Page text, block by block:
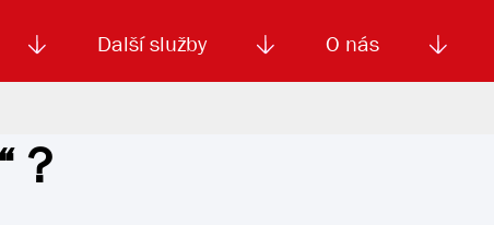
Další služby
Smluvní doprava
O nás
?